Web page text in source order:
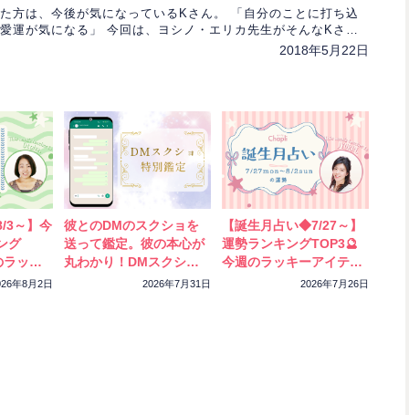
方は、今後が気になっているKさん。 「自分のことに打ち込
運が気になる」 今回は、ヨシノ・エリカ先生がそんなKさん
2018年5月22日
3～】今
グ
ッキ
ク！
年8月2日
彼とのDMのスクショを
送って鑑定。彼の本心が
丸わかり！DMスクショ
特別鑑定をスタートしま
2026年7月31日
【誕生月占い◆7/27～】
運勢ランキングTOP3🔮
今週のラッキーアイテム
2026年7月26日